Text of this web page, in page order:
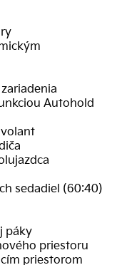
Autohold
sedadiel (60:40)
páky
priestoru
priestorom